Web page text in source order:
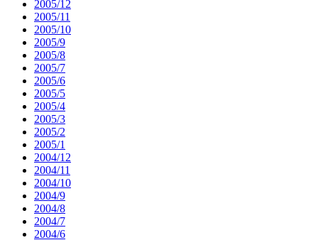
2005/12
2005/11
2005/10
2005/9
2005/8
2005/7
2005/6
2005/5
2005/4
2005/3
2005/2
2005/1
2004/12
2004/11
2004/10
2004/9
2004/8
2004/7
2004/6